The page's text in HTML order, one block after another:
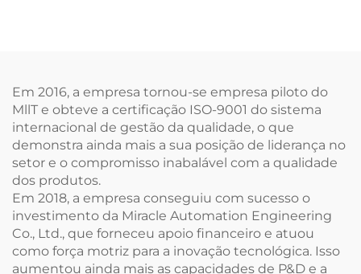
Em 2016, a empresa tornou-se empresa piloto do
MllT e obteve a certificação ISO-9001 do sistema
internacional de gestão da qualidade, o que
demonstra ainda mais a sua posição de liderança no
setor e o compromisso inabalável com a qualidade
dos produtos.
Em 2018, a empresa conseguiu com sucesso o
investimento da Miracle Automation Engineering
Co., Ltd., que forneceu apoio financeiro e atuou
como força motriz para a inovação tecnológica. Isso
aumentou ainda mais as capacidades de P&D e a